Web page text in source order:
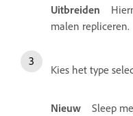
Uitbreiden
malen repliceren.
Kies het type
Nieuw
Sleep